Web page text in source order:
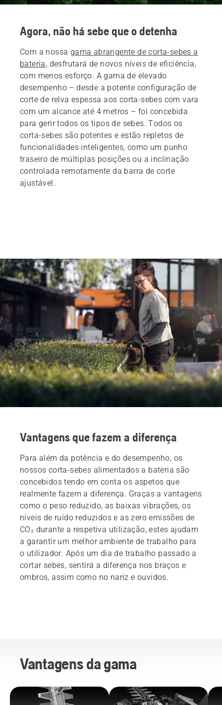
Agora, não há sebe que o detenha
Com a nossa gama abrangente de corta-sebes a
bateria, desfrutará de novos níveis de eficiência,
com menos esforço. A gama de elevado
desempenho – desde a potente configuração de
corte de relva espessa aos corta-sebes com vara
com um alcance até 4 metros – foi concebida
para gerir todos os tipos de sebes. Todos os
corta-sebes são potentes e estão repletos de
funcionalidades inteligentes, como um punho
traseiro de múltiplas posições ou a inclinação
controlada remotamente da barra de corte
ajustável.
Vantagens que fazem a diferença
Para além da potência e do desempenho, os
nossos corta-sebes alimentados a bateria são
concebidos tendo em conta os aspetos que
realmente fazem a diferença. Graças a vantagens
como o peso reduzido, as baixas vibrações, os
níveis de ruído reduzidos e as zero emissões de
CO₂ durante a respetiva utilização, estes ajudam
a garantir um melhor ambiente de trabalho para
o utilizador. Após um dia de trabalho passado a
cortar sebes, sentirá a diferença nos braços e
ombros, assim como no nariz e ouvidos.
Vantagens da gama